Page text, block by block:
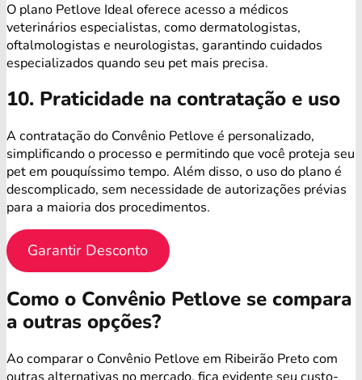
O plano Petlove Ideal oferece acesso a médicos
veterinários especialistas, como dermatologistas,
oftalmologistas e neurologistas, garantindo cuidados
especializados quando seu pet mais precisa.
10. Praticidade na contratação e uso
A contratação do Convênio Petlove é personalizado,
simplificando o processo e permitindo que você proteja seu
pet em pouquíssimo tempo. Além disso, o uso do plano é
descomplicado, sem necessidade de autorizações prévias
para a maioria dos procedimentos.
Garantir Desconto
Como o Convênio Petlove se compara
a outras opções?
Ao comparar o Convênio Petlove em Ribeirão Preto com